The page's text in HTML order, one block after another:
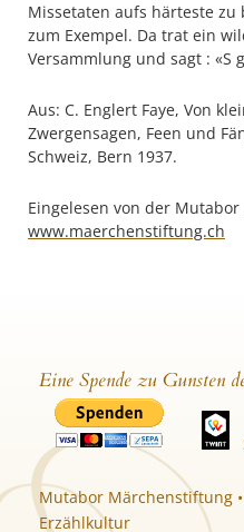
Missetaten aufs härteste
zum Exempel. Da trat ein
Versammlung und sagt : «S
Aus: C. Englert Faye, Von
Zwergensagen, Feen und
Schweiz, Bern 1937.
Eingelesen von der
www.maerchenstiftung.ch
Eine Spende zu Gunsten
Mutabor Märchenstiftung
Erzählkultur